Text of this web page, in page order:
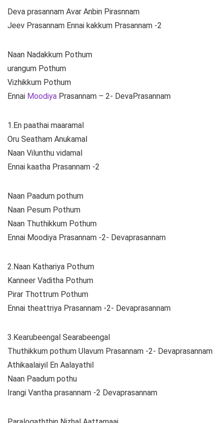
Deva prasannam Avar Anbin Pirasnnam
Jeev Prasannam Ennai kakkum Prasannam -2
Naan Nadakkum Pothum
urangum Pothum
Vizhikkum Pothum
Ennai Moodiya Prasannam – 2- DevaPrasannam
1.En paathai maaramal
Oru Seatham Anukamal
Naan Vilunthu vidamal
Ennai kaatha Prasannam -2
Naan Paadum pothum
Naan Pesum Pothum
Naan Thuthikkum Pothum
Ennai Moodiya Prasannam -2- Devaprasannam
2.Naan Kathariya Pothum
Kanneer Vaditha Pothum
Pirar Thottrum Pothum
Ennai theattriya Prasannam -2- Devaprasannam
3.Kearubeengal Searabeengal
Thuthikkum pothum Ulavum Prasannam -2- Devaprasannam
Athikaalaiyil En Aalayathil
Naan Paadum pothu
Irangi Vantha prasannam -2 Devaprasannam